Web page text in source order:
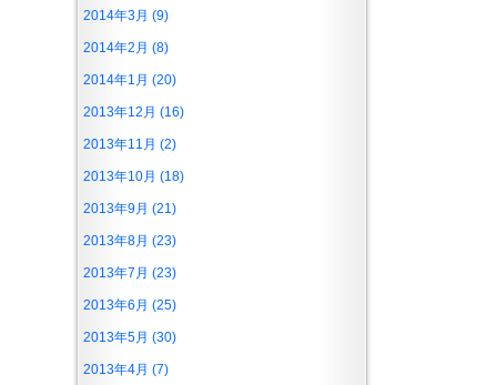
2014年3月 (9)
2014年2月 (8)
2014年1月 (20)
2013年12月 (16)
2013年11月 (2)
2013年10月 (18)
2013年9月 (21)
2013年8月 (23)
2013年7月 (23)
2013年6月 (25)
2013年5月 (30)
2013年4月 (7)